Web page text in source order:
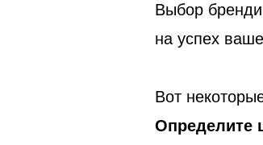
Выбор
на успех
Вот
Определите